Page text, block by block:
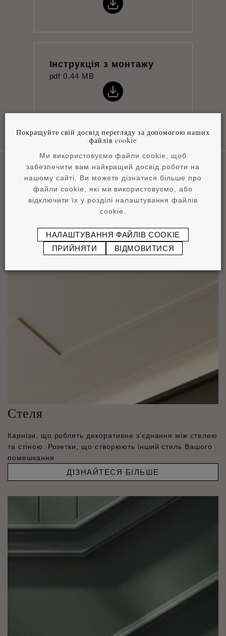
Інструкція з монтажу
pdf 0.44 MB
Наші сфери застосування
Стеля
Карнізи, що роблять декоративне з'єднання між стелею
та стіною. Розетки, що створюють інший стиль Вашого
помешкання
ДІЗНАЙТЕСЯ БІЛЬШЕ
Покращуйте свій досвід перегляду за допомогою наших
файлів cookie
Ми використовуємо файли cookie, щоб
забезпечити вам найкращий досвід роботи на
нашому сайті. Ви можете дізнатися більше про
файли cookie, які ми використовуємо, або
відключити їх у розділі налаштування файлів
cookie.
НАЛАШТУВАННЯ ФАЙЛІВ COOKIE
ПРИЙНЯТИ
ВІДМОВИТИСЯ